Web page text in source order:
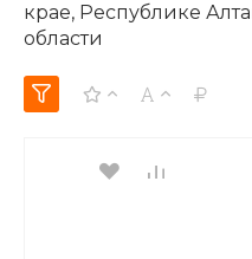
крае, Республике
области